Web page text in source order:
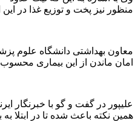
منظور نیز پخت و توزیع غذا در
معاون بهداشتی دانشگاه علوم
امان ماندن از این بیماری
علیپور در گفت و گو با خبرنگار
همین نکته باعث شده تا در ابتلا